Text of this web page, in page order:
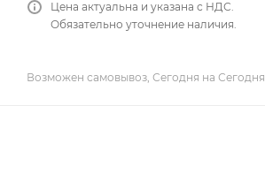
Цена актуальна и указана с НДС.
Обязательно уточнение наличия.
Возможен самовывоз, Сегодня на Сегодня.